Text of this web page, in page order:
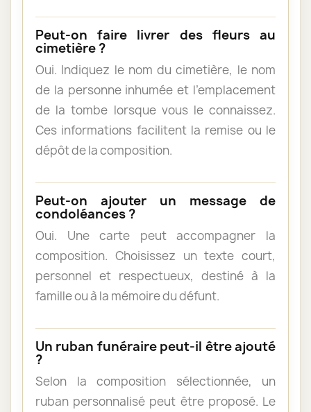
Peut-on faire livrer des fleurs au
cimetière ?
Oui. Indiquez le nom du cimetière, le nom
de la personne inhumée et l’emplacement
de la tombe lorsque vous le connaissez.
Ces informations facilitent la remise ou le
dépôt de la composition.
Peut-on ajouter un message de
condoléances ?
Oui. Une carte peut accompagner la
composition. Choisissez un texte court,
personnel et respectueux, destiné à la
famille ou à la mémoire du défunt.
Un ruban funéraire peut-il être ajouté
?
Selon la composition sélectionnée, un
ruban personnalisé peut être proposé. Le